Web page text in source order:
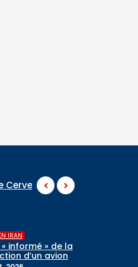
Daouda Konaté et de
IRAN ,
de chasse